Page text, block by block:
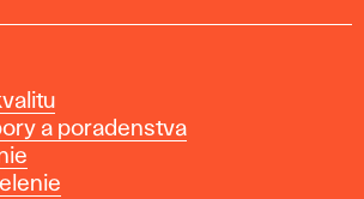
a poradenstva